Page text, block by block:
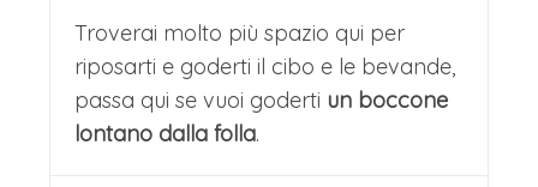
Troverai molto più spazio qui per
riposarti e goderti il cibo e le bevande,
passa qui se vuoi goderti un boccone
lontano dalla folla.